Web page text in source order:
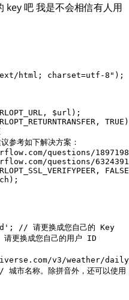
key 吧 我是不会相信有人用
html; charset=utf-8" );
TRUE
参考如下解决方案：
questions/
questions/
FALSE
; // 请更换成您自己的 Key
更换成您自己的用户 ID
v3/weather/
城市名称。除拼音外，还可以使